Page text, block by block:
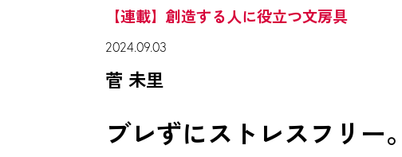
【連載】創造する人に役立つ文房具
2024.09.03
菅 未里
ブレずにストレスフリー